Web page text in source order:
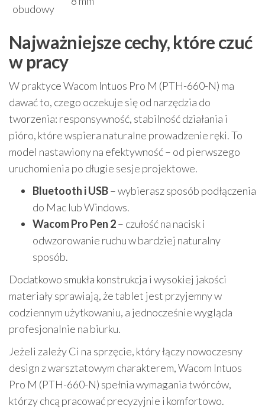
obudowy
Najważniejsze cechy, które czuć
w pracy
W praktyce Wacom Intuos Pro M (PTH-660-N) ma
dawać to, czego oczekuje się od narzędzia do
tworzenia: responsywność, stabilność działania i
pióro, które wspiera naturalne prowadzenie ręki. To
model nastawiony na efektywność – od pierwszego
uruchomienia po długie sesje projektowe.
Bluetooth i USB– wybierasz sposób podłączenia
do Mac lub Windows.
Wacom Pro Pen 2– czułość na nacisk i
odwzorowanie ruchu w bardziej naturalny
sposób.
Dodatkowo smukła konstrukcja i wysokiej jakości
materiały sprawiają, że tablet jest przyjemny w
codziennym użytkowaniu, a jednocześnie wygląda
profesjonalnie na biurku.
Jeżeli zależy Ci na sprzęcie, który łączy nowoczesny
design z warsztatowym charakterem, Wacom Intuos
Pro M (PTH-660-N) spełnia wymagania twórców,
którzy chcą pracować precyzyjnie i komfortowo.